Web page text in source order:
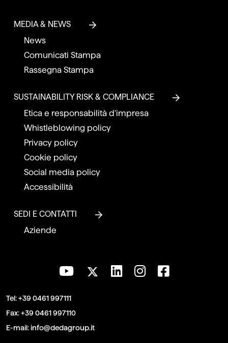
MEDIA & NEWS
News
Comunicati Stampa
Rassegna Stampa
SUSTAINABILITY RISK & COMPLIANCE
Etica e responsabilità d’impresa
Whistleblowing policy
Privacy policy
Cookie policy
Social media policy
Accessibilità
SEDI E CONTATTI
Aziende
Tel:+39 0461 997111
Fax:+39 0461 997110
E-mail:info@dedagroup.it